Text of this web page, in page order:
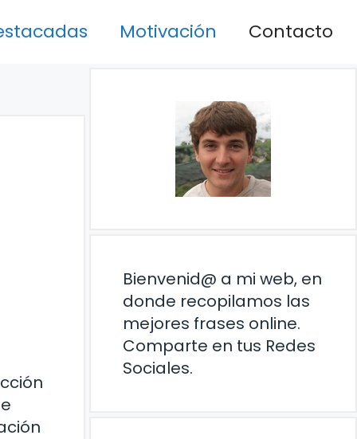
Motivación Contacto
Bienvenid@ a mi web, en
donde recopilamos las
mejores frases online.
Comparte en tus Redes
Sociales.